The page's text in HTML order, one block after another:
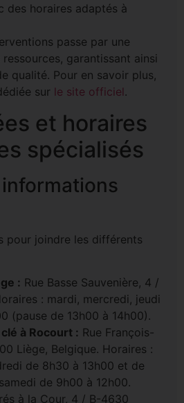
des horaires adaptés à
passe par une
garantissant ainsi
qualité. Pour en savoir plus,
sur le site officiel.
et horaires
spécialisés
pour joindre les différents
: Rue Basse Sauvenière, 4 /
: mardi, mercredi, jeudi
(pause de 13h00 à 14h00).
à Rocourt : Rue François-
Liège, Belgique. Horaires :
de 8h30 à 13h00 et de
de 9h00 à 12h00.
à la Cour, 4 / B-4630